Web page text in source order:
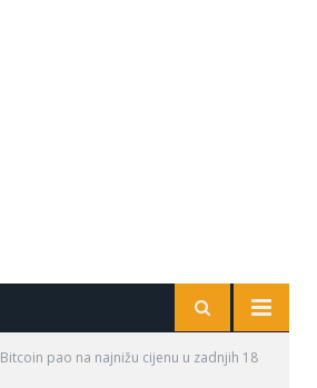
Bitcoin pao na najnižu cijenu u zadnjih 18